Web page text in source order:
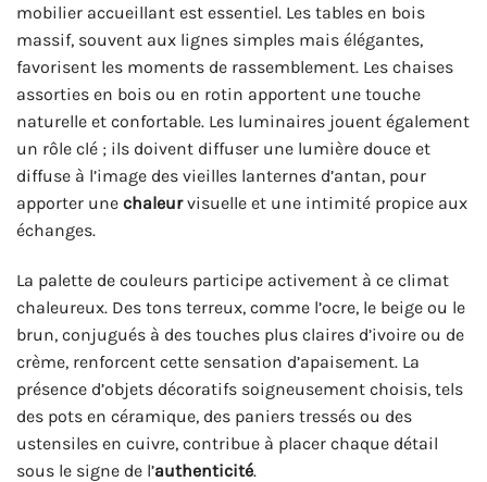
mobilier accueillant est essentiel. Les tables en bois
massif, souvent aux lignes simples mais élégantes,
favorisent les moments de rassemblement. Les chaises
assorties en bois ou en rotin apportent une touche
naturelle et confortable. Les luminaires jouent également
un rôle clé ; ils doivent diffuser une lumière douce et
diffuse à l’image des vieilles lanternes d’antan, pour
apporter une chaleurvisuelle et une intimité propice aux
échanges.
La palette de couleurs participe activement à ce climat
chaleureux. Des tons terreux, comme l’ocre, le beige ou le
brun, conjugués à des touches plus claires d’ivoire ou de
crème, renforcent cette sensation d’apaisement. La
présence d’objets décoratifs soigneusement choisis, tels
des pots en céramique, des paniers tressés ou des
ustensiles en cuivre, contribue à placer chaque détail
sous le signe de l’authenticité.